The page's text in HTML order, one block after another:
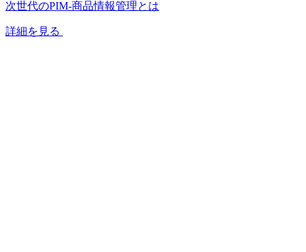
次世代のPIM‐商品情報管理とは
詳細を見る